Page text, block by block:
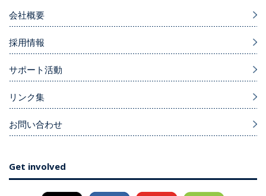
会社概要
採用情報
サポート活動
リンク集
お問い合わせ
Get involved